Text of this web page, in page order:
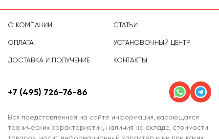
О КОМПАНИИ
ОПЛАТА
ДОСТАВКА И ПОЛУЧЕНИЕ
СТАТЬИ
УСТАНОВОЧНЫЙ ЦЕНТР
КОНТАКТЫ
Вся представленная на сайте информация, касающаяся
технических характеристик, наличия на складе, стоимости
+7 (495) 726-76-86